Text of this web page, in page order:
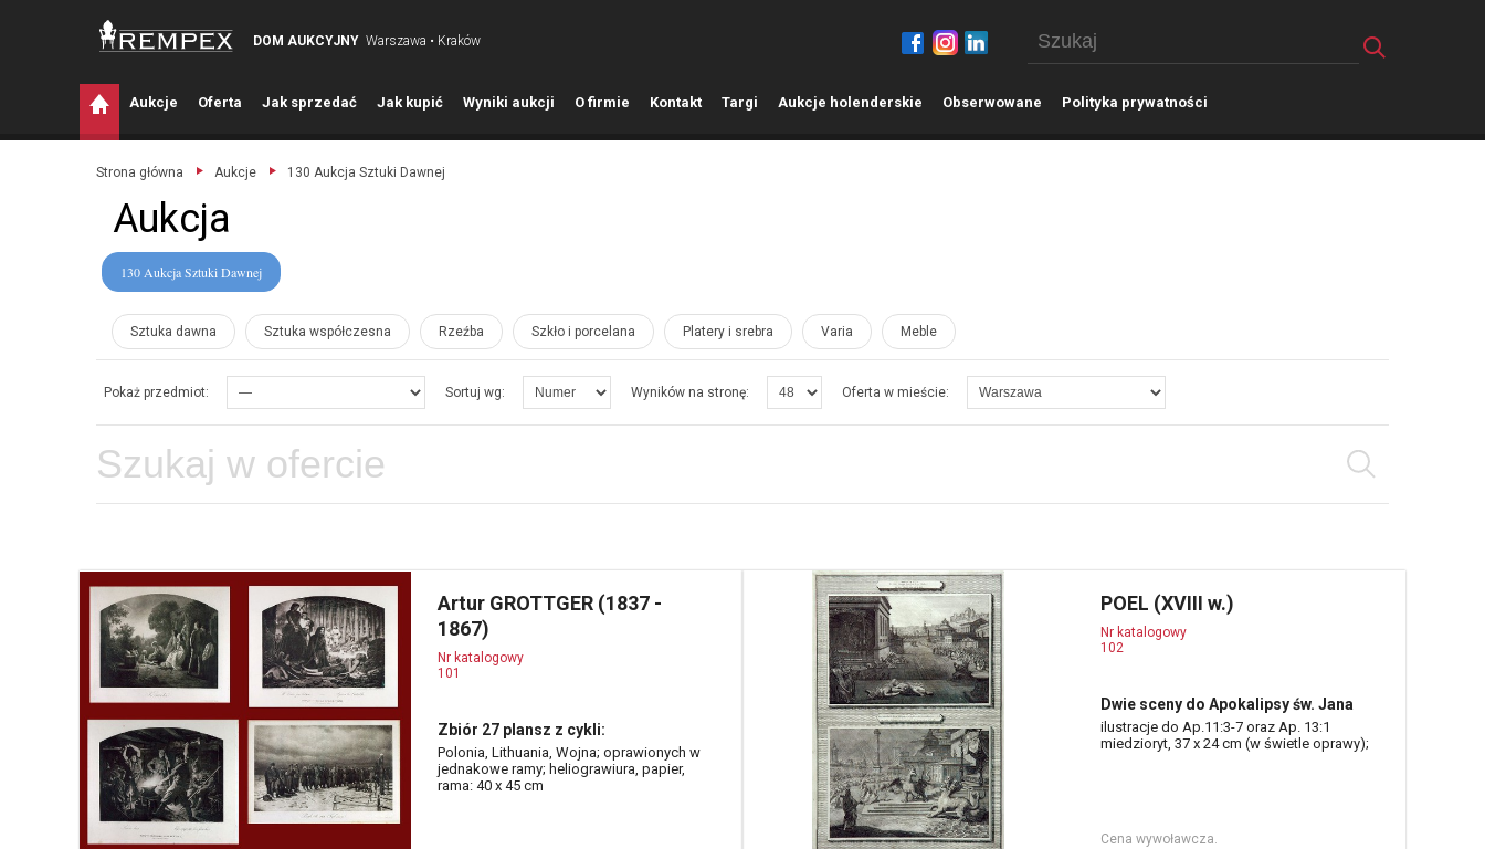
DOM AUKCYJNY Warszawa • Kraków
Aukcje Oferta Jak sprzedać Jak kupić Wyniki aukcji O firmie Kontakt Targi Aukcje holenderskie Obserwowane Polityka prywatności
Strona główna Aukcje 130 Aukcja Sztuki Dawnej
Aukcja
130 Aukcja Sztuki Dawnej
Sztuka dawna Sztuka współczesna Rzeźba Szkło i porcelana Platery i srebra Varia Meble
Pokaż przedmiot: Sortuj wg: Wyników na stronę: Oferta w mieście:
Artur GROTTGER (1837 -
1867)
Nr katalogowy
101
Zbiór 27 plansz z cykli:
Polonia, Lithuania, Wojna; oprawionych w
jednakowe ramy; heliograwiura, papier,
rama: 40 x 45 cm
POEL (XVIII w.)
Nr katalogowy
102
Dwie sceny do Apokalipsy św. Jana
ilustracje do Ap.11:3-7 oraz Ap. 13:1
miedzioryt, 37 x 24 cm (w świetle oprawy);
Cena wywoławcza.